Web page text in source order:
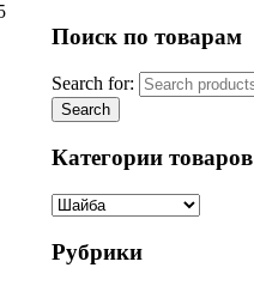
Поиск по товарам
Search for:
Search
Категории товаров
Рубрики